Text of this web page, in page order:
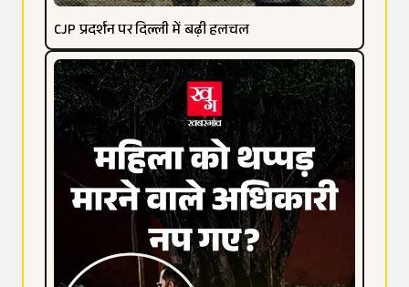
CJP प्रदर्शन पर दिल्ली में बढ़ी हलचल